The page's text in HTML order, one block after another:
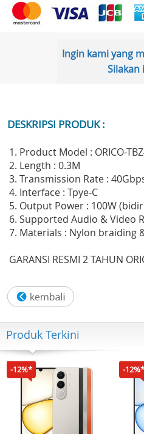
Ingin kami yang
Silakan
DESKRIPSI PRODUK :
1. Product Model : ORICO-
2. Length : 0.3M
3. Transmission Rate :
4. Interface : Tpye-C
5. Output Power : 100W
6. Supported Audio & Video
7. Materials : Nylon braiding
GARANSI RESMI 2 TAHUN
Produk Terkini
-12%* -12%*